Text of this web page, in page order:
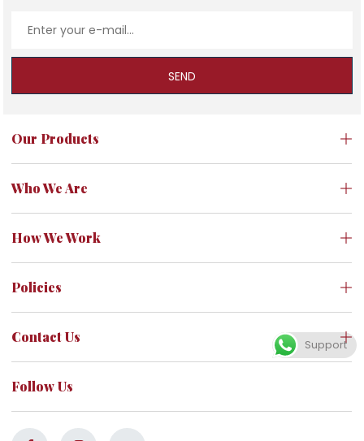
SEND
Our Products
Who We Are
How We Work
Policies
Contact Us
Follow Us
Support